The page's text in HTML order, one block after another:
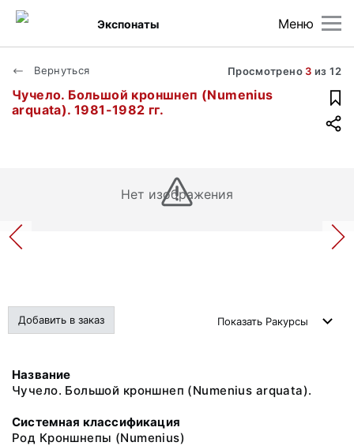
Меню
Экспонаты
Вернуться Просмотрено 3 из12
Чучело. Большой кроншнеп (Numenius
arquata). 1981-1982 гг.
Нет изображения
Добавить в заказ Показать Ракурсы
Название
Чучело. Большой кроншнеп (Numenius arquata).
Системная классификация
Род Кроншнепы (Numenius)